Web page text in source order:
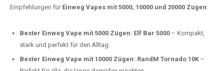
Empfehlungen für Einweg Vapes mit 5000, 10000 und 20000 Zügen:
Bester Einweg Vape mit 5000 Zügen: Elf Bar 5000 – Kompakt,
stark und perfekt für den Alltag.
Bester Einweg Vape mit 10000 Zügen: RandM Tornado 10K –